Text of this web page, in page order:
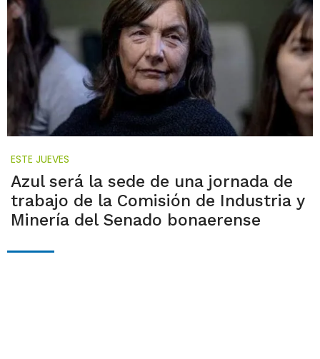
ESTE JUEVES
Azul será la sede de una jornada de
trabajo de la Comisión de Industria y
Minería del Senado bonaerense